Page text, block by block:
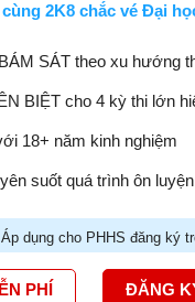
2K8 chắc vé Đại
SÁT theo xu hướng
BIỆT cho 4 kỳ thi lớn
18+ năm kinh nghiệm
suốt quá trình ôn luyện
Áp dụng cho PHHS đăng ký
PHÍ ĐĂNG